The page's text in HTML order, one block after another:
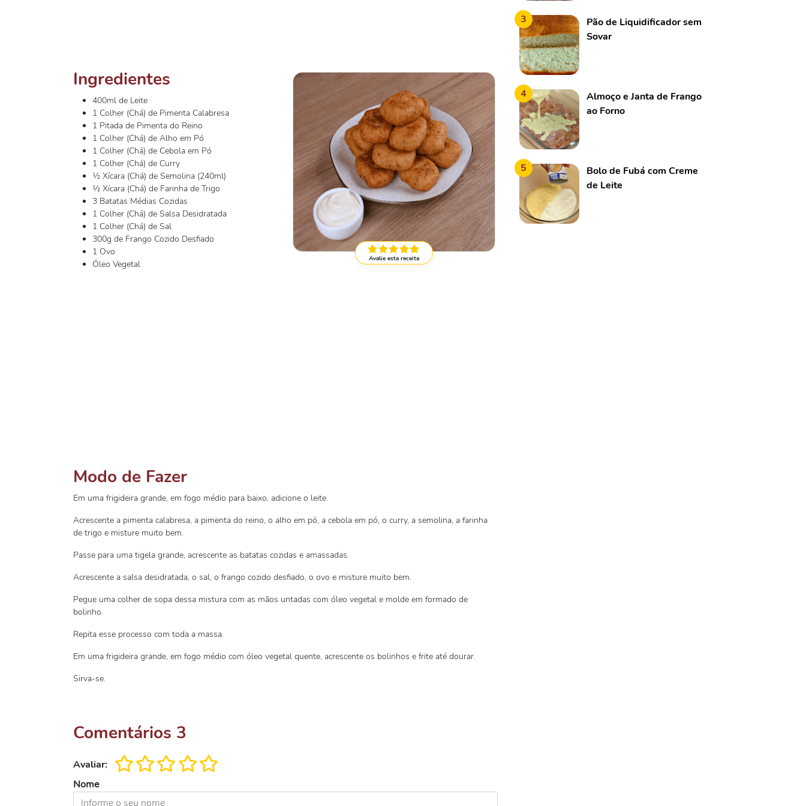
Avalie esta receita
Ingredientes
400ml de Leite
1 Colher (Chá) de Pimenta Calabresa
1 Pitada de Pimenta do Reino
1 Colher (Chá) de Alho em Pó
1 Colher (Chá) de Cebola em Pó
1 Colher (Chá) de Curry
½ Xícara (Chá) de Semolina (240ml)
½ Xícara (Chá) de Farinha de Trigo
3 Batatas Médias Cozidas
1 Colher (Chá) de Salsa Desidratada
1 Colher (Chá) de Sal
300g de Frango Cozido Desfiado
1 Ovo
Óleo Vegetal
Modo de Fazer
Em uma frigideira grande, em fogo médio para baixo, adicione o leite.
Acrescente a pimenta calabresa, a pimenta do reino, o alho em pó, a cebola em pó, o curry, a semolina, a farinha
de trigo e misture muito bem.
Passe para uma tigela grande, acrescente as batatas cozidas e amassadas.
Acrescente a salsa desidratada, o sal, o frango cozido desfiado, o ovo e misture muito bem.
Pegue uma colher de sopa dessa mistura com as mãos untadas com óleo vegetal e molde em formado de
bolinho.
Repita esse processo com toda a massa.
Em uma frigideira grande, em fogo médio com óleo vegetal quente, acrescente os bolinhos e frite até dourar.
Sirva-se.
Comentários 3
Avaliar:
Nome
3
Pão de Liquidificador sem
Sovar
4
Almoço e Janta de Frango
ao Forno
5
Bolo de Fubá com Creme
de Leite